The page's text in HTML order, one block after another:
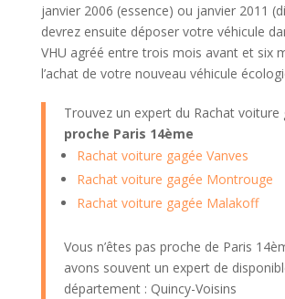
janvier 2006 (essence) ou janvier 2011
devrez ensuite déposer votre véhicule
VHU agréé entre trois mois avant et six
l’achat de votre nouveau véhicule
Trouvez un expert du Rachat voiture
proche Paris 14ème
Rachat voiture gagée Vanves
Rachat voiture gagée Montrouge
Rachat voiture gagée Malakoff
Vous n’êtes pas proche de Paris
avons souvent un expert de
département : Quincy-Voisins